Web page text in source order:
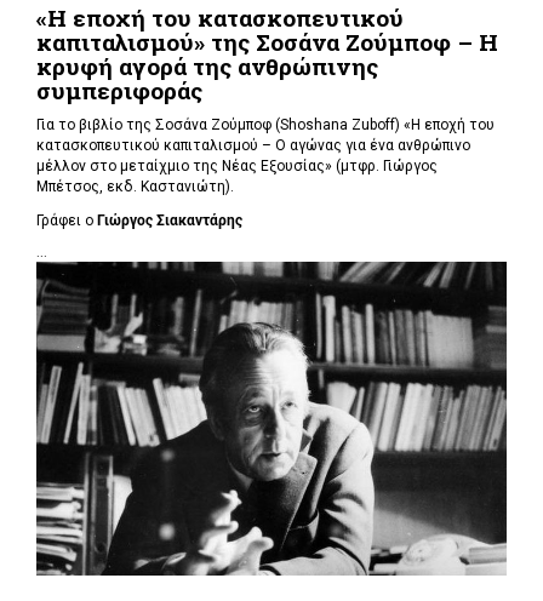
«Η εποχή του κατασκοπευτικού
καπιταλισμού» της Σοσάνα Ζούμποφ – Η
κρυφή αγορά της ανθρώπινης
συμπεριφοράς
Για το βιβλίο της Σοσάνα Ζούμποφ (Shoshana Zuboff) «Η εποχή του
κατασκοπευτικού καπιταλισμού – Ο αγώνας για ένα ανθρώπινο
μέλλον στο μεταίχμιο της Νέας Εξουσίας» (μτφρ. Γιώργος
Μπέτσος, εκδ. Καστανιώτη).
Γράφει ο Γιώργος Σιακαντάρης
...